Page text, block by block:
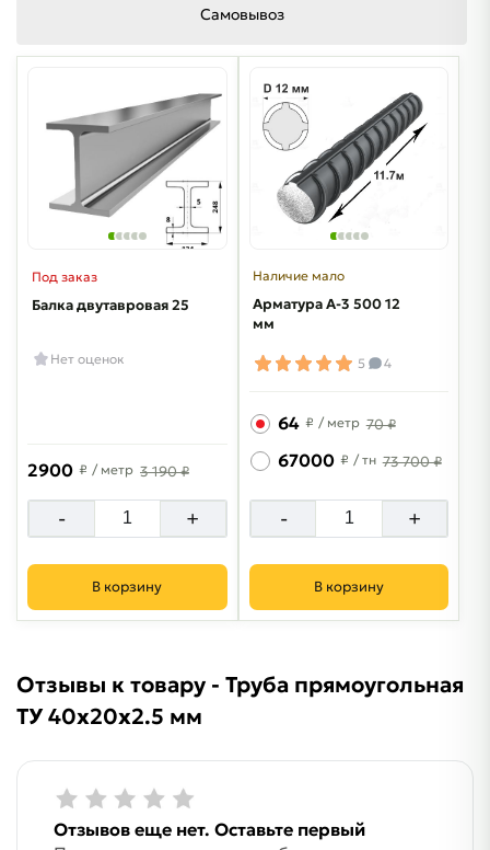
Самовывоз
Под заказ
Балка двутавровая 25
Нет оценок
2900 ₽ / метр 3 190 ₽
- +
В корзину
Наличие мало
Арматура A-3 500 12
мм
5 4
64 ₽ / метр 70 ₽
67000 ₽ / тн 73 700 ₽
- +
В корзину
Отзывы к товару - Труба прямоугольная
ТУ 40х20х2.5 мм
Отзывов еще нет. Оставьте первый